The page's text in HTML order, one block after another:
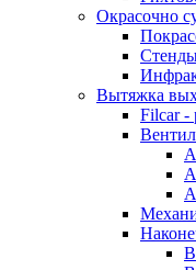
Окрасочно
Вытяжка
Filcar -